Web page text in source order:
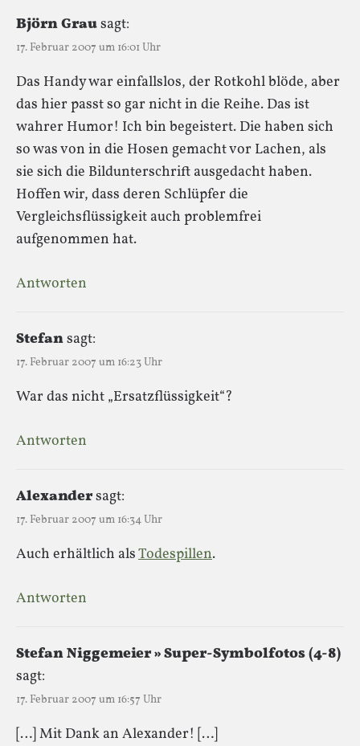
Björn Grausagt:
17. Februar 2007 um 16:01 Uhr
Das Handy war einfallslos, der Rotkohl blöde, aber
das hier passt so gar nicht in die Reihe. Das ist
wahrer Humor! Ich bin begeistert. Die haben sich
so was von in die Hosen gemacht vor Lachen, als
sie sich die Bildunterschrift ausgedacht haben.
Hoffen wir, dass deren Schlüpfer die
Vergleichsflüssigkeit auch problemfrei
aufgenommen hat.
Antworten
Stefansagt:
17. Februar 2007 um 16:23 Uhr
War das nicht „Ersatzflüssigkeit“?
Antworten
Alexandersagt:
17. Februar 2007 um 16:34 Uhr
Auch erhältlich alsTodespillen.
Antworten
Stefan Niggemeier » Super-Symbolfotos (4-8)
sagt:
17. Februar 2007 um 16:57 Uhr
[…] Mit Dank an Alexander! […]